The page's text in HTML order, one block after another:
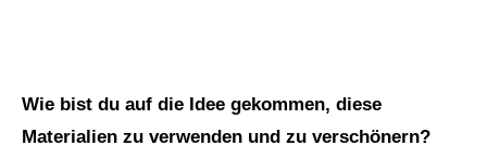
Wie bist du auf die Idee gekommen, diese
Materialien zu verwenden und zu verschönern?